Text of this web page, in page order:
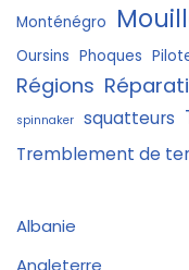
Monténégro
Oursins Phoques
Régions
spinnaker squatteurs
Tremblement de
Albanie
Angleterre